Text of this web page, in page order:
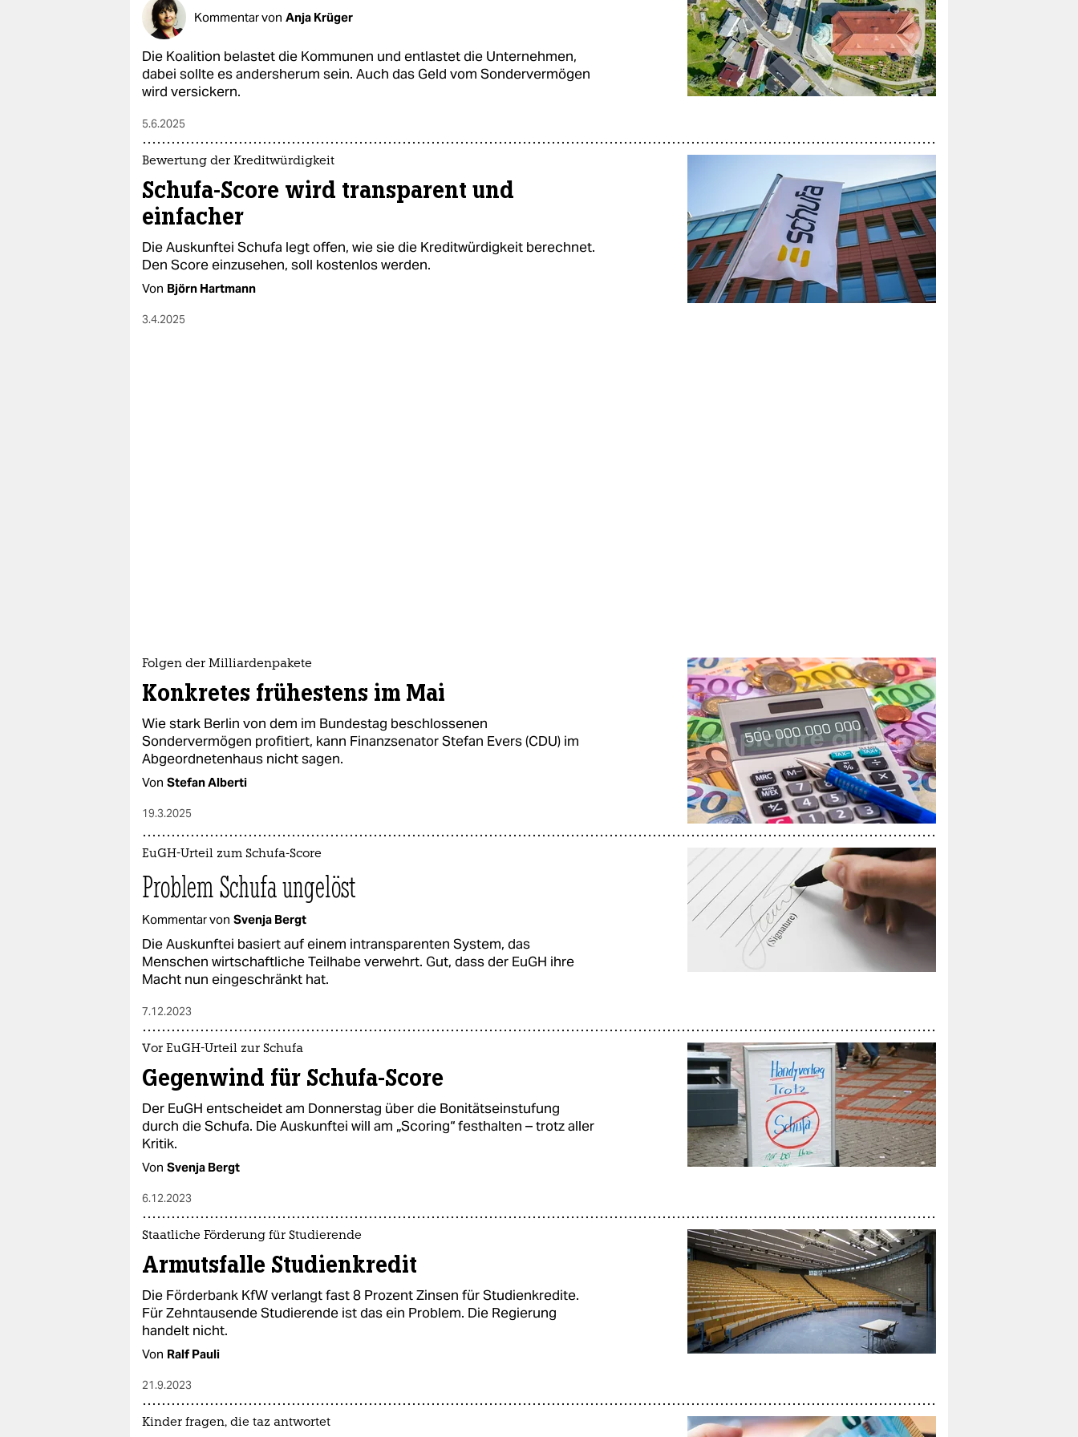
Kommentar von Anja Krüger
Die Koalition belastet die Kommunen und entlastet die Unternehmen,
dabei sollte es andersherum sein. Auch das Geld vom Sondervermögen
wird versickern.
5.6.2025
Bewertung der Kreditwürdigkeit
Schufa-Score wird transparent und
einfacher
Die Auskunftei Schufa legt offen, wie sie die Kreditwürdigkeit berechnet.
Den Score einzusehen, soll kostenlos werden.
Von Björn Hartmann
3.4.2025
Folgen der Milliardenpakete
Konkretes frühestens im Mai
Wie stark Berlin von dem im Bundestag beschlossenen
Sondervermögen profitiert, kann Finanzsenator Stefan Evers (CDU) im
Abgeordnetenhaus nicht sagen.
Von Stefan Alberti
19.3.2025
EuGH-Urteil zum Schufa-Score
Problem Schufa ungelöst
Kommentar von Svenja Bergt
Die Auskunftei basiert auf einem intransparenten System, das
Menschen wirtschaftliche Teilhabe verwehrt. Gut, dass der EuGH ihre
Macht nun eingeschränkt hat.
7.12.2023
Vor EuGH-Urteil zur Schufa
Gegenwind für Schufa-Score
Der EuGH entscheidet am Donnerstag über die Bonitätseinstufung
durch die Schufa. Die Auskunftei will am „Scoring“ festhalten – trotz aller
Kritik.
Von Svenja Bergt
6.12.2023
Staatliche Förderung für Studierende
Armutsfalle Studienkredit
Die Förderbank KfW verlangt fast 8 Prozent Zinsen für Studienkredite.
Für Zehntausende Studierende ist das ein Problem. Die Regierung
handelt nicht.
Von Ralf Pauli
21.9.2023
Kinder fragen, die taz antwortet